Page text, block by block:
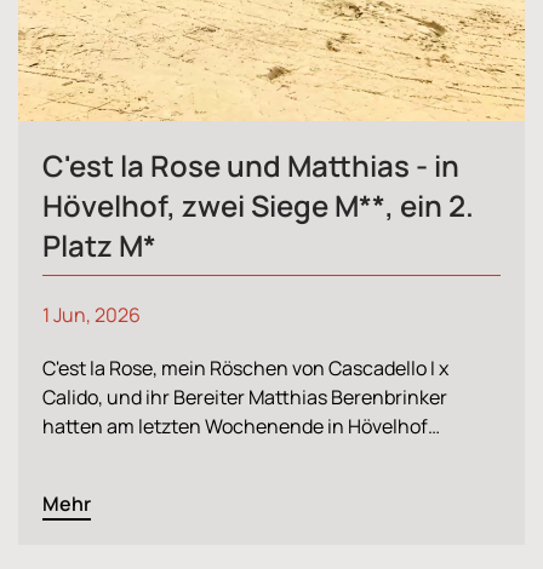
C'est la Rose und Matthias - in
Hövelhof, zwei Siege M**, ein 2.
Platz M*
1 Jun, 2026
C'est la Rose, mein Röschen von Cascadello I x
Calido, und ihr Bereiter Matthias Berenbrinker
hatten am letzten Wochenende in Hövelhof…
Mehr